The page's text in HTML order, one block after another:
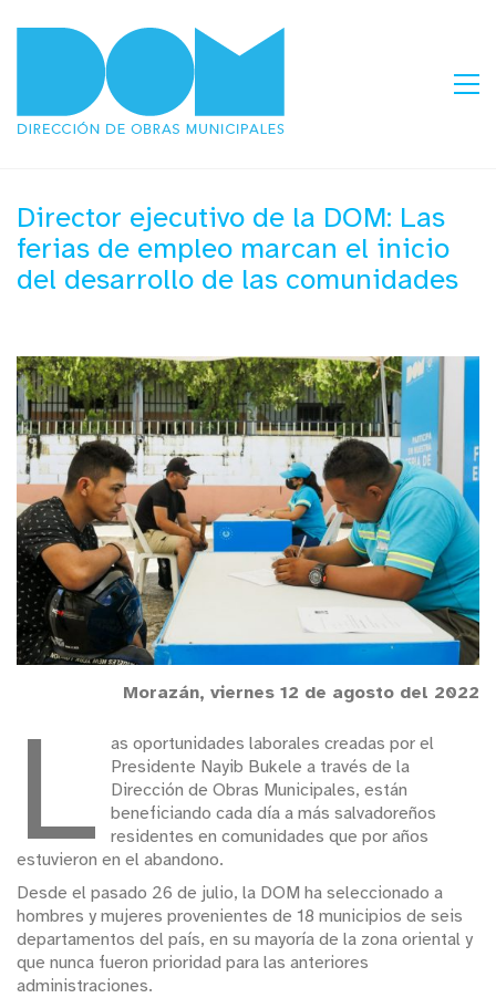
Director ejecutivo de la DOM: Las
ferias de empleo marcan el inicio
del desarrollo de las comunidades
Morazán, viernes 12 de agosto del 2022
L
as oportunidades laborales creadas por el
Presidente Nayib Bukele a través de la
Dirección de Obras Municipales, están
beneficiando cada día a más salvadoreños
residentes en comunidades que por años
estuvieron en el abandono.
Desde el pasado 26 de julio, la DOM ha seleccionado a
hombres y mujeres provenientes de 18 municipios de seis
departamentos del país, en su mayoría de la zona oriental y
que nunca fueron prioridad para las anteriores
administraciones.